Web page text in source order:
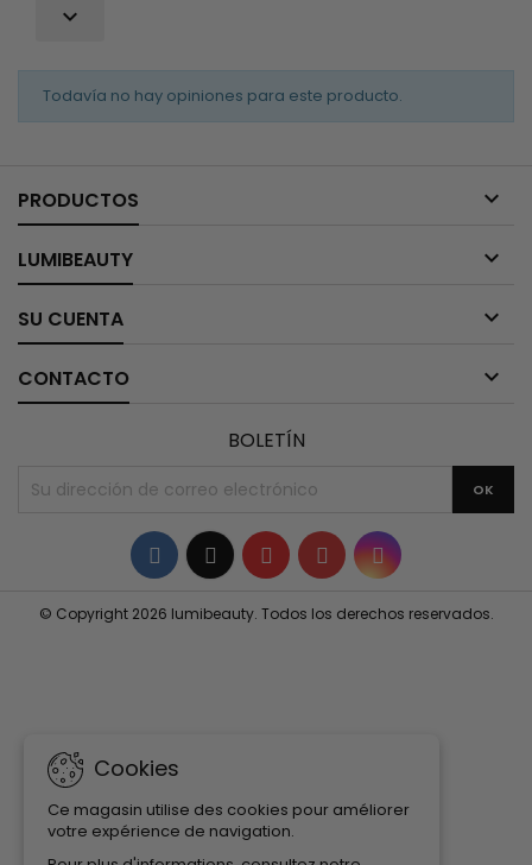

Todavía no hay opiniones para este producto.
PRODUCTOS 
LUMIBEAUTY 
SU CUENTA 
CONTACTO 
Cookies
Ce magasin utilise des cookies pour améliorer
votre expérience de navigation.
BOLETÍN
Facebook
TwitterYouTubePinterestInstagram
© Copyright 2026 lumibeauty. Todos los derechos reservados.